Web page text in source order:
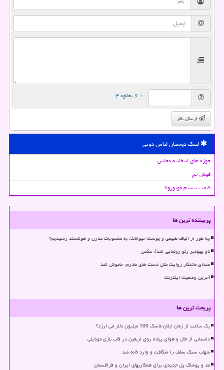
= ۶ بعلاوه ۳
ارسال نظر
لینک دوستان لباس دونی
حوزه های انتخابیه مجلس
فیش حج
قیمت بیسیم موتورولا
پربیننده ترین ها
چه طور از الیاف طبیعی و پوست حیوانات، به منسوجات مدرن و هوشمند رسیدیم؟
ناو پهپادبر رنو رونمایی شد!، عکس
صدای ماندگار روایت مثل دست های مادرم، خاموش شد
آخرین وضعیت اینترنت
پربحث ترین ها
یک ساعت از زمان ایلان ماسک 100 میلیون دلار می ارزد؟
داستانی از حال و هوای پیاده روی اربعین در قاب بازی موبایلی
شهاب سنگ سقف را شکافت و وارد خانه شد
مد و پوشاک پل جدیدی برای همکاریهای ایران و قزاقستان